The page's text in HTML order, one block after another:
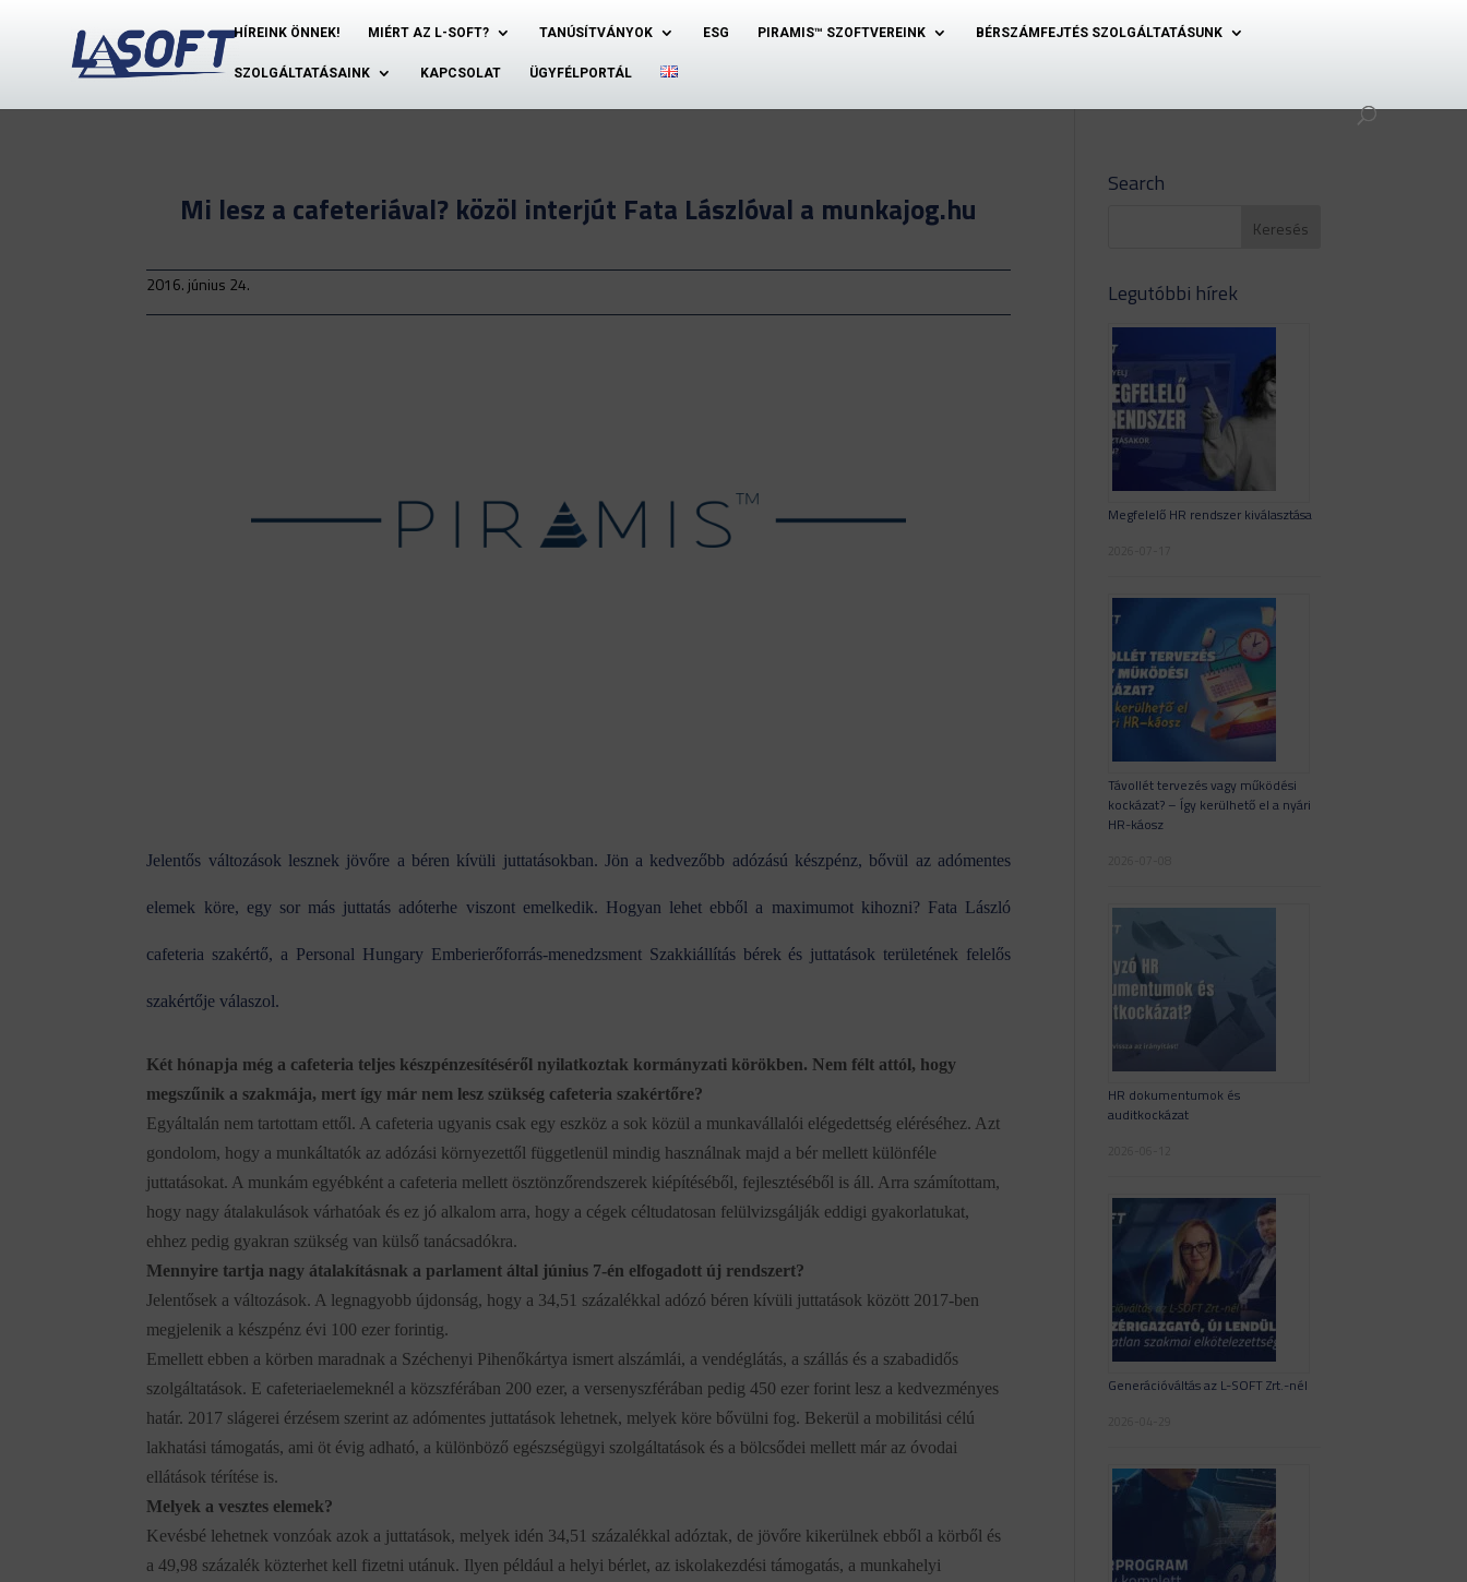
HÍREINK ÖNNEK! MIÉRT AZ L-SOFT? TANÚSÍTVÁNYOK ESG PIRAMIS™ SZOFTVEREINK BÉRSZÁMFEJTÉS SZOLGÁLTATÁSUNK
SZOLGÁLTATÁSAINK KAPCSOLAT ÜGYFÉLPORTÁL
Mi lesz a cafeteriával? közöl interjút Fata Lászlóval a munkajog.hu
2016. június 24.
Jelentős változások lesznek jövőre a béren kívüli juttatásokban. Jön a kedvezőbb adózású készpénz, bővül az adómentes
elemek köre, egy sor más juttatás adóterhe viszont emelkedik. Hogyan lehet ebből a maximumot kihozni? Fata László
cafeteria szakértő, a Personal Hungary Emberierőforrás-menedzsment Szakkiállítás bérek és juttatások területének felelős
szakértője válaszol.
Két hónapja még a cafeteria teljes készpénzesítéséről nyilatkoztak kormányzati körökben. Nem félt attól, hogy
megszűnik a szakmája, mert így már nem lesz szükség cafeteria szakértőre?
Egyáltalán nem tartottam ettől. A cafeteria ugyanis csak egy eszköz a sok közül a munkavállalói elégedettség eléréséhez. Azt
gondolom, hogy a munkáltatók az adózási környezettől függetlenül mindig használnak majd a bér mellett különféle
juttatásokat. A munkám egyébként a cafeteria mellett ösztönzőrendszerek kiépítéséből, fejlesztéséből is áll. Arra számítottam,
hogy nagy átalakulások várhatóak és ez jó alkalom arra, hogy a cégek céltudatosan felülvizsgálják eddigi gyakorlatukat,
ehhez pedig gyakran szükség van külső tanácsadókra.
Mennyire tartja nagy átalakításnak a parlament által június 7-én elfogadott új rendszert?
Jelentősek a változások. A legnagyobb újdonság, hogy a 34,51 százalékkal adózó béren kívüli juttatások között 2017-ben
megjelenik a készpénz évi 100 ezer forintig.
Emellett ebben a körben maradnak a Széchenyi Pihenőkártya ismert alszámlái, a vendéglátás, a szállás és a szabadidős
szolgáltatások. E cafeteriaelemeknél a közszférában 200 ezer, a versenyszférában pedig 450 ezer forint lesz a kedvezményes
határ. 2017 slágerei érzésem szerint az adómentes juttatások lehetnek, melyek köre bővülni fog. Bekerül a mobilitási célú
lakhatási támogatás, ami öt évig adható, a különböző egészségügyi szolgáltatások és a bölcsődei mellett már az óvodai
ellátások térítése is.
Melyek a vesztes elemek?
Kevésbé lehetnek vonzóak azok a juttatások, melyek idén 34,51 százalékkal adóztak, de jövőre kikerülnek ebből a körből és
a 49,98 százalék közterhet kell fizetni utánuk. Ilyen például a helyi bérlet, az iskolakezdési támogatás, a munkahelyi
Search
Legutóbbi hírek
Megfelelő HR rendszer kiválasztása
Távollét tervezés vagy működési
kockázat? – Így kerülhető el a nyári
HR-káosz
HR dokumentumok és
auditkockázat
Generációváltás az L-SOFT Zrt.-nél